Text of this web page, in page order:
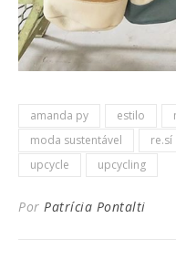
amanda py estilo
moda sustentável
re.sí
upcycle
upcycling
Por Patrícia Pontalti